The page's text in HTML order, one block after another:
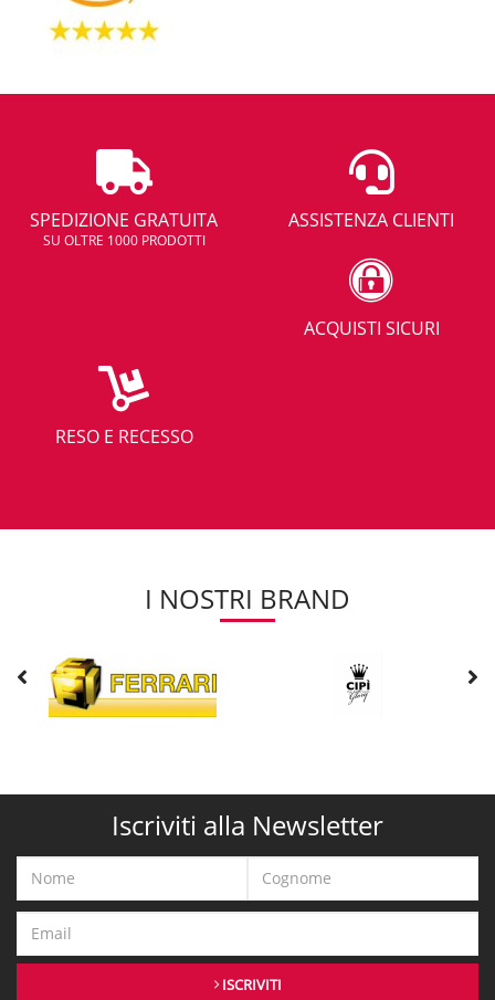
SPEDIZIONE GRATUITA
SU OLTRE 1000 PRODOTTI
ASSISTENZA CLIENTI
ACQUISTI SICURI
RESO E RECESSO
I NOSTRI BRAND
Iscriviti alla Newsletter
ISCRIVITI